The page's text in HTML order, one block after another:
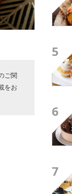
ご関
をお
5
6
7